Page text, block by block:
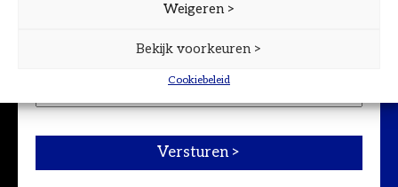
Weigeren >
Bekijk voorkeuren >
Cookiebeleid